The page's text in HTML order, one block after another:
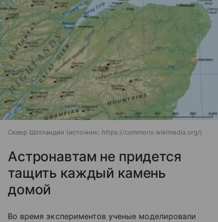
Север Шотландии источник: https://commons.wikimedia.org/
Астронавтам не придется
тащить каждый камень
домой
Во время экспериментов ученые моделировали